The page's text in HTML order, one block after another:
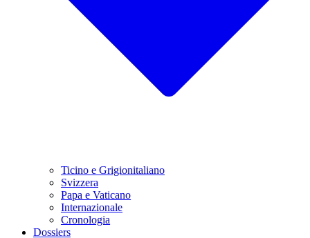
Ticino e Grigionitaliano
Svizzera
Papa e Vaticano
Internazionale
Cronologia
Dossiers